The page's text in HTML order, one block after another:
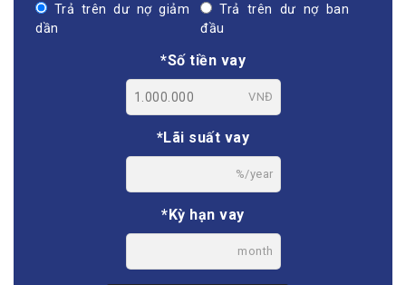
Trả trên dư nợ giảm
dần
Trả trên dư nợ ban
đầu
*Số tiền vay
VNĐ
*Lãi suất vay
%/year
*Kỳ hạn vay
month